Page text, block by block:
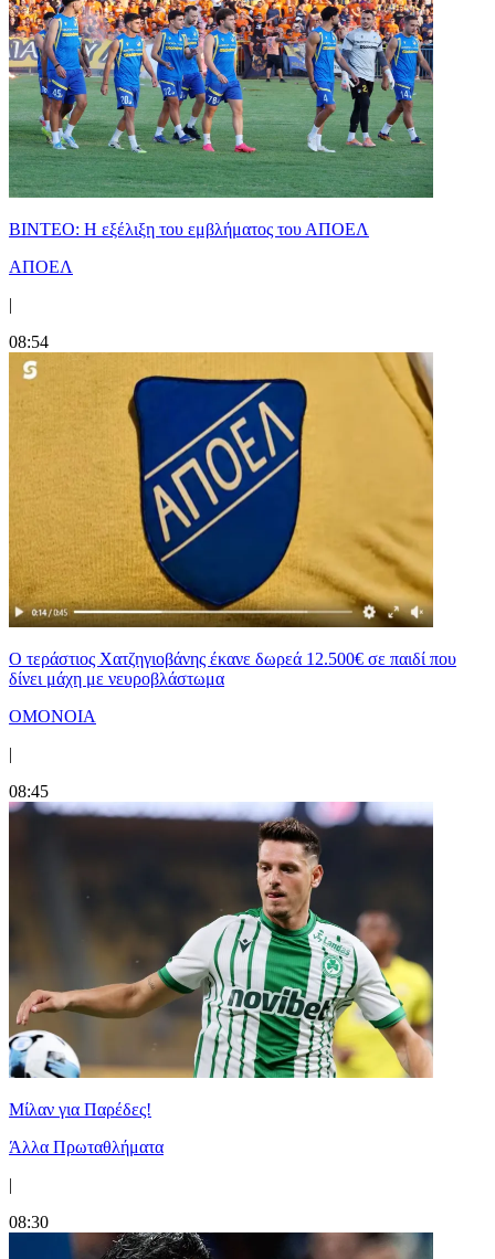
ΒΙΝΤΕΟ: Η εξέλιξη του εμβλήματος του ΑΠΟΕΛ
ΑΠΟΕΛ
|
08:54
Ο τεράστιος Χατζηγιοβάνης έκανε δωρεά 12.500€ σε παιδί που
δίνει μάχη με νευροβλάστωμα
ΟΜΟΝΟΙΑ
|
08:45
Μίλαν για Παρέδες!
Άλλα Πρωταθλήματα
|
08:30